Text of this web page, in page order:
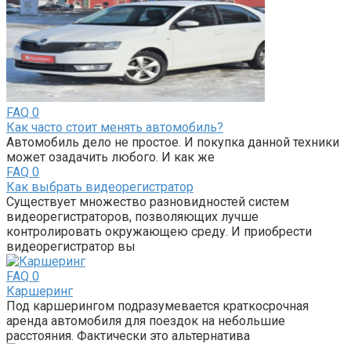
FAQ 0
Как часто стоит менять автомобиль?
Автомобиль дело не простое. И покупка данной техники
может озадачить любого. И как же
FAQ 0
Как выбрать видеорегистратор
Существует множество разновидностей систем
видеорегистраторов, позволяющих лучше
контролировать окружающею среду. И приобрести
видеорегистратор вы
FAQ 0
Каршеринг
Под каршерингом подразумевается краткосрочная
аренда автомобиля для поездок на небольшие
расстояния. Фактически это альтернатива